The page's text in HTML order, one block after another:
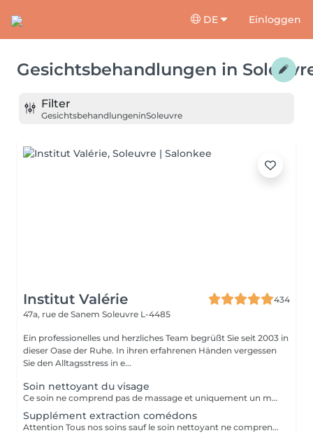
DE Einloggen
Gesichtsbehandlungen in
Filter
GesichtsbehandlungeninSoleuvre
Institut Valérie
434
47a, rue de Sanem Soleuvre L-4485
Ein professionelles und herzliches Team begrüßt Sie seit 2003 in
dieser Oase der Ruhe. In ihren erfahrenen Händen vergessen
Sie den Alltagsstress in e...
Soin nettoyant du visage
Ce soin ne comprend pas de massage et uniquement un masque crème
Supplément extraction comédons
Attention Tous nos soins sauf le soin nettoyant ne comprennent pas dextractions des comédons Donc réservez ce supplément lors de votre prise de rendez-vous pour un soin visage si vous désirez une extraction des comédons